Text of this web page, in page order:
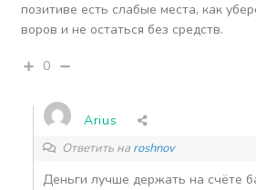
позитиве есть слабые места, как
воров и не остаться без средств.
0
Arius
Ответить на roshnov
Деньги лучше держать на счёте